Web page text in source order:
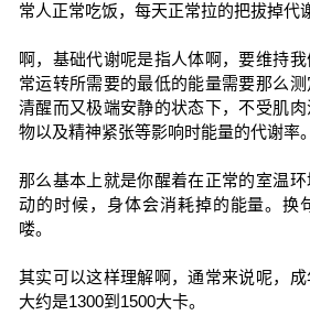
常人正常吃饭，每天正常拉的把拔掉代
啊，基础代谢呢是指人体啊，要维持
常运转所需要的最低的能量需要那么
清醒而又极端安静的状态下，不受肌
物以及精神紧张等影响时能量的代谢率。
那么基本上就是你醒着在正常的室温
动的时候，身体会消耗掉的能量。换
喽。
其实可以这样理解啊，通常来说呢，
大约是1300到1500大卡。